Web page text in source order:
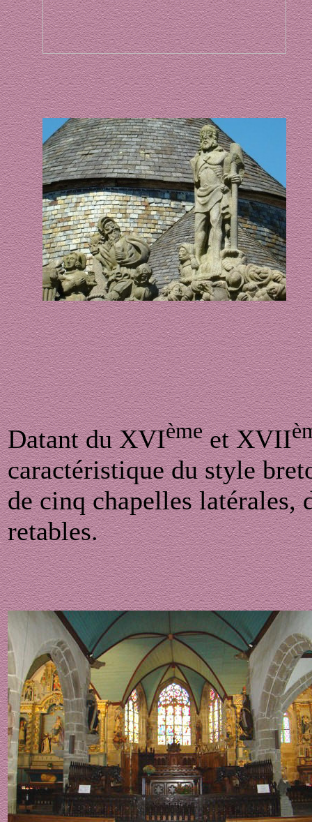
Datant du XVIèmeet XVII
caractéristique du style
de cinq chapelles latérales,
retables.